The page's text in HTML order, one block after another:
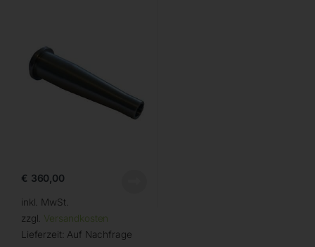
€ 360,00
inkl. MwSt.
zzgl. Versandkosten
Lieferzeit: Auf Nachfrage